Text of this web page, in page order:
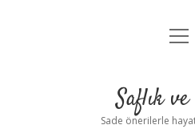
Yasal
Saflık
Sade önerilerle